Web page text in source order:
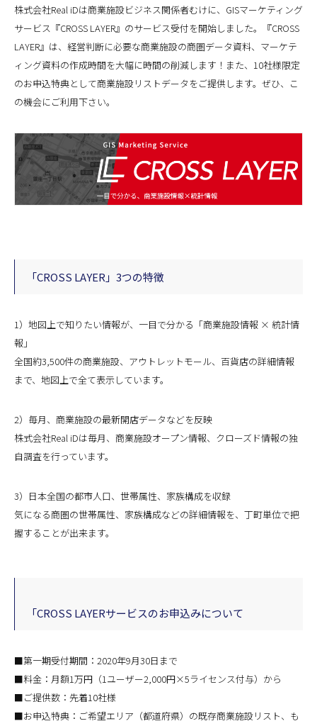
株式会社Real iDは商業施設ビジネス関係者むけに、GISマーケティング
サービス『CROSS LAYER』のサービス受付を開始しました。『CROSS
LAYER』は、経営判断に必要な商業施設の商圏データ資料、マーケテ
ィング資料の作成時間を大幅に時間の削減します！また、10社様限定
のお申込特典として商業施設リストデータをご提供します。ぜひ、こ
の機会にご利用下さい。
「CROSS LAYER」3つの特徴
1）地図上で知りたい情報が、一目で分かる「商業施設情報 × 統計情
報」
全国約3,500件の商業施設、アウトレットモール、百貨店の詳細情報
まで、地図上で全て表示しています。
2）毎月、商業施設の最新開店データなどを反映
株式会社Real iDは毎月、商業施設オープン情報、クローズド情報の独
自調査を行っています。
3）日本全国の都市人口、世帯属性、家族構成を収録
気になる商圏の世帯属性、家族構成などの詳細情報を、丁町単位で把
握することが出来ます。
「CROSS LAYERサービスのお申込みについて
■第一期受付期間：2020年9月30日まで
■料金：月額1万円（1ユーザー2,000円×5ライセンス付与）から
■ご提供数：先着10社様
■お申込特典：ご希望エリア（都道府県）の既存商業施設リスト、も